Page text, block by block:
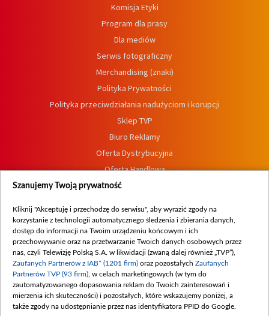
Komisja Etyki
Program dla prasy
Dla mediów
Serwis fotograficzny
Merchandising (znaki)
Polityka Prywatności
Polityka przeciwdziałania nadużyciom i korupcji
Sklep TVP
Biuro Reklamy
Oferta Dystrybucyjna
Oferta Handlowa
Dostępność
Procedura zgłoszeń wewnętrznych
Szanujemy Twoją prywatność
Kliknij "Akceptuję i przechodzę do serwisu", aby wyrazić zgody na
korzystanie z technologii automatycznego śledzenia i zbierania danych,
dostęp do informacji na Twoim urządzeniu końcowym i ich
przechowywanie oraz na przetwarzanie Twoich danych osobowych przez
nas, czyli Telewizję Polską S.A. w likwidacji (zwaną dalej również „TVP”),
Zaufanych Partnerów z IAB* (1201 firm) oraz pozostałych Zaufanych
Partnerów TVP (93 firm) , w celach marketingowych (w tym do
zautomatyzowanego dopasowania reklam do Twoich zainteresowań i
mierzenia ich skuteczności) i pozostałych, które wskazujemy poniżej, a
także zgody na udostępnianie przez nas identyfikatora PPID do Google.